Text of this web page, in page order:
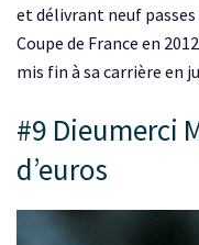
et délivrant neuf passes
Coupe de France en
mis fin à sa carrière en
#9 Dieumerci
d’euros